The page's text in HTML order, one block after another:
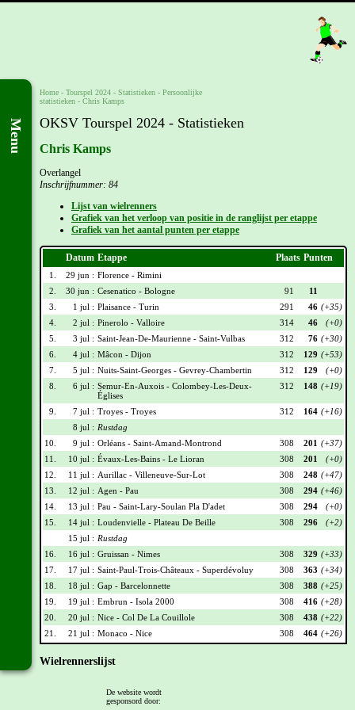
Menu
Home - Tourspel 2024 - Statistieken - Persoonlijke
statistieken - Chris Kamps
OKSV Tourspel 2024 - Statistieken
Chris Kamps
Overlangel
Inschrijfnummer: 84
Lijst van wielrenners
Grafiek van het verloop van positie in de ranglijst per etappe
Grafiek van het aantal punten per etappe
Datum Etappe Plaats Punten
1. 29 jun : Florence - Rimini
2.
30 jun : Cesenatico - Bologne 91
11
3.
1 jul : Plaisance - Turin 291 46 (+35)
4.
2 jul : Pinerolo - Valloire 314 46
(+0)
5.
3 jul : Saint-Jean-De-Maurienne - Saint-Vulbas 312 76 (+30)
6.
4 jul : Mâcon - Dijon 312 129 (+53)
7.
5 jul : Nuits-Saint-Georges - Gevrey-Chambertin 312 129
(+0)
8.
6 jul : Semur-En-Auxois - Colombey-Les-Deux-
Églises
312 148 (+19)
9. 7 jul : Troyes - Troyes 312 164 (+16)
8 jul : Rustdag
10.
9 jul : Orléans - Saint-Amand-Montrond 308 201 (+37)
11.
10 jul : Évaux-Les-Bains - Le Lioran 308 201
(+0)
12.
11 jul : Aurillac - Villeneuve-Sur-Lot 308 248 (+47)
13.
12 jul : Agen - Pau 308 294 (+46)
14.
13 jul : Pau - Saint-Lary-Soulan Pla D'adet 308 294
(+0)
15.
14 jul : Loudenvielle - Plateau De Beille 308 296
(+2)
15 jul : Rustdag
16.
16 jul : Gruissan - Nimes 308 329 (+33)
17.
17 jul : Saint-Paul-Trois-Châteaux - Superdévoluy 308 363 (+34)
18.
18 jul : Gap - Barcelonnette 308 388 (+25)
19.
19 jul : Embrun - Isola 2000 308 416 (+28)
20.
20 jul : Nice - Col De La Couillole 308 438 (+22)
21.
21 jul : Monaco - Nice 308 464 (+26)
Wielrennerslijst
Tiesj Benoot
De website wordt
gesponsord door: